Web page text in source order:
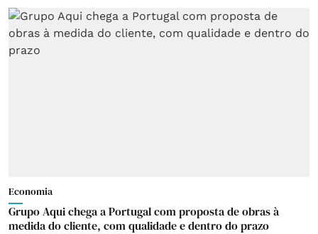
Economia
Grupo Aqui chega a Portugal com proposta de obras à
medida do cliente, com qualidade e dentro do prazo